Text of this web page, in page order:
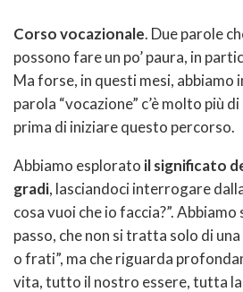
Corso vocazionale. Due parole
possono fare un po’ paura, in
Ma forse, in questi mesi, abbiamo
parola “vocazione” c’è molto più
prima di iniziare questo percorso.
Abbiamo esplorato il significato
gradi, lasciandoci interrogare
cosa vuoi che io faccia?”.
passo, che non si tratta solo di
o frati”, ma che riguarda
vita, tutto il nostro essere, tutta